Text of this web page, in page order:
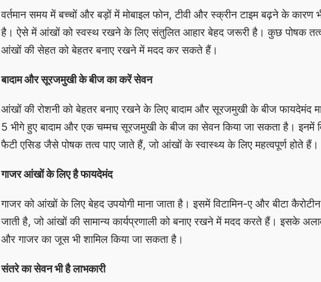
वर्तमान समय में बच्चों और बड़ों में मोबाइल फोन, टीवी और स्क्रीन टाइम बढ़ने के
है। ऐसे में आंखों को स्वस्थ रखने के लिए संतुलित आहार बेहद जरूरी है। कुछ पोषक तत्वों
आंखों की सेहत को बेहतर बनाए रखने में मदद कर सकते हैं।
बादाम और सूरजमुखी के बीज का करें सेवन
आंखों की रोशनी को बेहतर बनाए रखने के लिए बादाम और सूरजमुखी के बीज फायदेमंद
5 भीगे हुए बादाम और एक चम्मच सूरजमुखी के बीज का सेवन किया जा सकता है। इनमें
फैटी एसिड जैसे पोषक तत्व पाए जाते हैं, जो आंखों के स्वास्थ्य के लिए महत्वपूर्ण होते हैं।
गाजर आंखों के लिए है फायदेमंद
गाजर को आंखों के लिए बेहद उपयोगी माना जाता है। इसमें विटामिन-ए और बीटा कैरोटीन
जाती है, जो आंखों की सामान्य कार्यप्रणाली को बनाए रखने में मदद करते हैं। इसके
और गाजर का जूस भी शामिल किया जा सकता है।
संतरे का सेवन भी है लाभकारी